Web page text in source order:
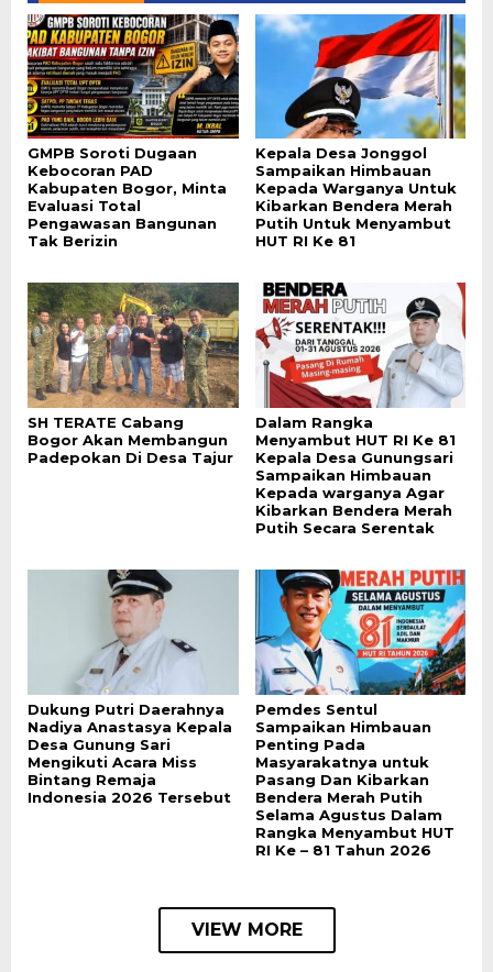
GMPB Soroti Dugaan
Kebocoran PAD
Kabupaten Bogor, Minta
Evaluasi Total
Pengawasan Bangunan
Tak Berizin
Kepala Desa Jonggol
Sampaikan Himbauan
Kepada Warganya Untuk
Kibarkan Bendera Merah
Putih Untuk Menyambut
HUT RI Ke 81
SH TERATE Cabang
Bogor Akan Membangun
Padepokan Di Desa Tajur
Dalam Rangka
Menyambut HUT RI Ke 81
Kepala Desa Gunungsari
Sampaikan Himbauan
Kepada warganya Agar
Kibarkan Bendera Merah
Putih Secara Serentak
Dukung Putri Daerahnya
Nadiya Anastasya Kepala
Desa Gunung Sari
Mengikuti Acara Miss
Bintang Remaja
Indonesia 2026 Tersebut
Pemdes Sentul
Sampaikan Himbauan
Penting Pada
Masyarakatnya untuk
Pasang Dan Kibarkan
Bendera Merah Putih
Selama Agustus Dalam
Rangka Menyambut HUT
RI Ke – 81 Tahun 2026
VIEW MORE